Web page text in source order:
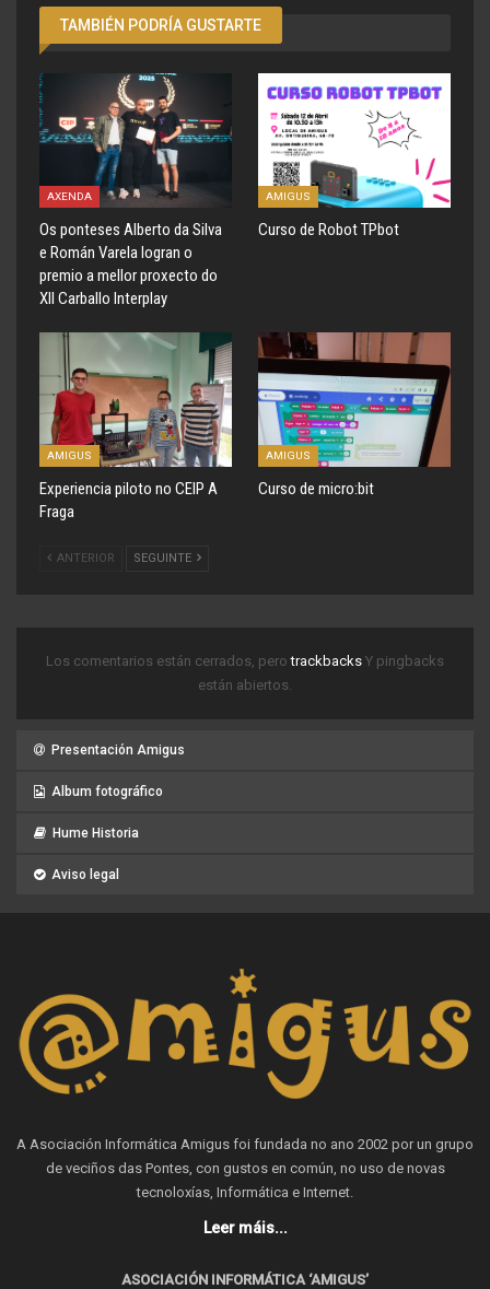
TAMBIÉN PODRÍA GUSTARTE
AXENDA
Os ponteses Alberto da Silva
e Román Varela logran o
premio a mellor proxecto do
XII Carballo Interplay
AMIGUS
Curso de Robot TPbot
AMIGUS
Experiencia piloto no CEIP A
Fraga
AMIGUS
Curso de micro:bit
ANTERIOR SEGUINTE
Los comentarios están cerrados, perotrackbacks Y pingbacks
están abiertos.
Presentación Amigus
Album fotográfico
Hume Historia
Aviso legal
A Asociación Informática Amigus foi fundada no ano 2002 por un grupo
de veciños das Pontes, con gustos en común, no uso de novas
tecnoloxías, Informática e Internet.
Leer máis...
ASOCIACIÓN INFORMÁTICA ‘AMIGUS’